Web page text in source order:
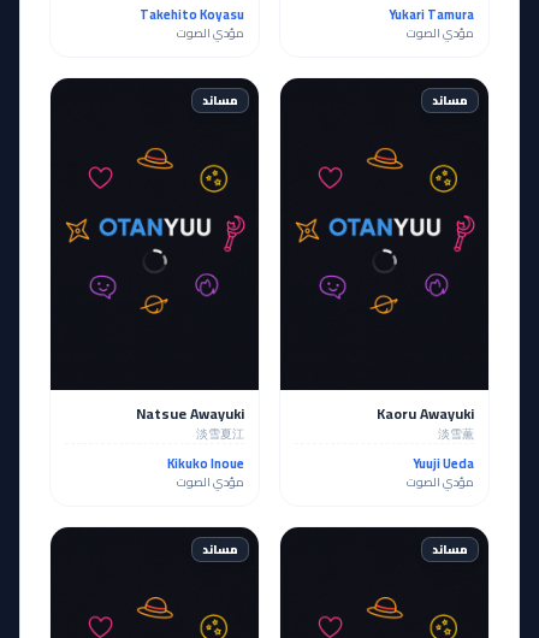
Yukari Tamura
مؤدي الصوت
Takehito Koyasu
مؤدي الصوت
مساند
Kaoru Awayuki
淡雪薫
Yuuji Ueda
مؤدي الصوت
مساند
Natsue Awayuki
淡雪夏江
Kikuko Inoue
مؤدي الصوت
مساند مساند